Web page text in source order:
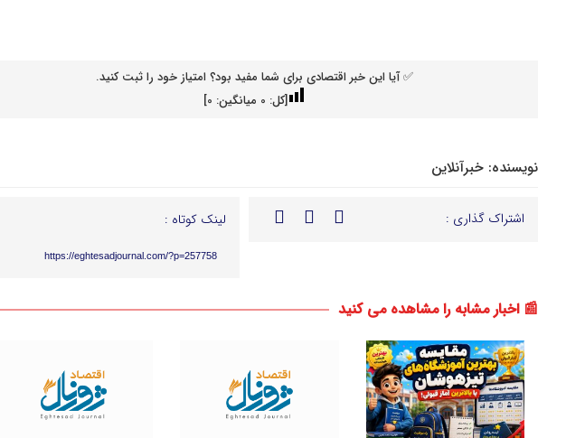
✅ آیا این خبر اقتصادی برای شما مفید بود؟ امتیاز خود را ثبت کنید.
[کل: 0 میانگین: 0
]
نویسنده: خبرآنلاین
اشتراک گذاری : لینک کوتاه :
https://eghtesadjournal.com/?p=257758
📰 اخبار مشابه را مشاهده می کنید